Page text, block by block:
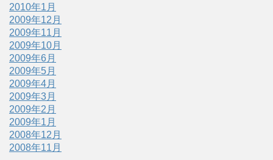
2010年1月
2009年12月
2009年11月
2009年10月
2009年6月
2009年5月
2009年4月
2009年3月
2009年2月
2009年1月
2008年12月
2008年11月